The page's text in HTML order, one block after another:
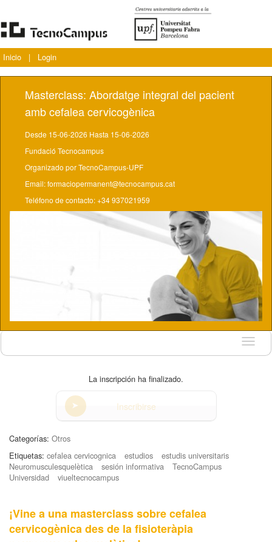
Inicio | Login
Masterclass: Abordatge integral del pacient
amb cefalea cervicogènica
Desde 15-06-2026 Hasta 15-06-2026
Fundació Tecnocampus
Organizado por TecnoCampus-UPF
Email: formaciopermanent@tecnocampus.cat
Teléfono de contacto: +34 937021959
Idioma
La inscripción ha finalizado.
Inscribirse
Categorías: Otros
Etiquetas: cefalea cervicognica estudios
estudis universitaris
Neuromusculesquelètica
sesión informativa
TecnoCampus
Universidad
viueltecnocampus
¡Vine a una masterclass sobre cefalea
cervicogènica des de la fisioteràpia